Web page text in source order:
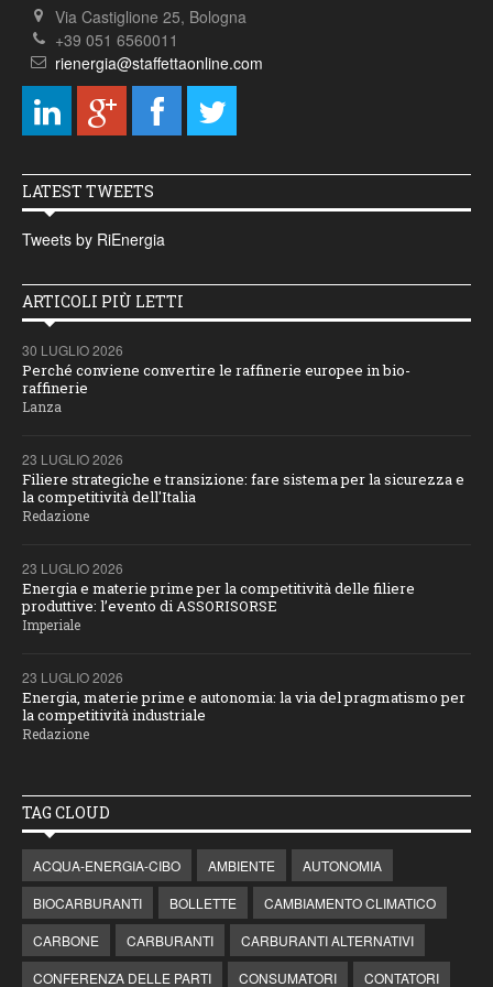
Via Castiglione 25, Bologna
+39 051 6560011
rienergia@staffettaonline.com
LATEST TWEETS
Tweets by RiEnergia
ARTICOLI PIÙ LETTI
30 LUGLIO 2026
Perché conviene convertire le raffinerie europee in bio-
raffinerie
Lanza
23 LUGLIO 2026
Filiere strategiche e transizione: fare sistema per la sicurezza e
la competitività dell'Italia
Redazione
23 LUGLIO 2026
Energia e materie prime per la competitività delle filiere
produttive: l’evento di ASSORISORSE
Imperiale
23 LUGLIO 2026
Energia, materie prime e autonomia: la via del pragmatismo per
la competitività industriale
Redazione
TAG CLOUD
ACQUA-ENERGIA-CIBO AMBIENTE
AUTONOMIA
BIOCARBURANTI
BOLLETTE
CAMBIAMENTO CLIMATICO
CARBONE
CARBURANTI
CARBURANTI ALTERNATIVI
CONFERENZA DELLE PARTI
CONSUMATORI CONTATORI